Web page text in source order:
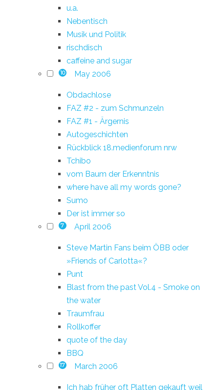
u.a.
Nebentisch
Musik und Politik
rischdisch
caffeine and sugar
10 May 2006
Obdachlose
FAZ #2 - zum Schmunzeln
FAZ #1 - Ärgernis
Autogeschichten
Rückblick 18.medienforum nrw
Tchibo
vom Baum der Erkenntnis
where have all my words gone?
Sumo
Der ist immer so
7 April 2006
Steve Martin Fans beim ÖBB oder
»Friends of Carlotta«?
Punt
Blast from the past Vol.4 - Smoke on
the water
Traumfrau
Rollkoffer
quote of the day
BBQ
17 March 2006
Ich hab früher oft Platten gekauft weil